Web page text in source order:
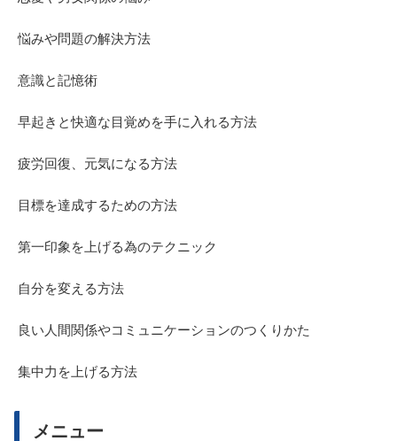
悩みや問題の解決方法
意識と記憶術
早起きと快適な目覚めを手に入れる方法
疲労回復、元気になる方法
目標を達成するための方法
第一印象を上げる為のテクニック
自分を変える方法
良い人間関係やコミュニケーションのつくりかた
集中力を上げる方法
メニュー